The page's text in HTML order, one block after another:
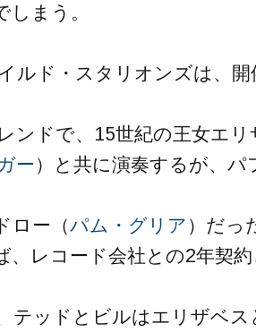
まう。
ルド・スタリオンズは、
ンドで、15世紀の王女エ
ー）と共に演奏するが、
ロー（パム・グリア ）だっ
、レコード会社との2年契
テッドとビルはエリザベ